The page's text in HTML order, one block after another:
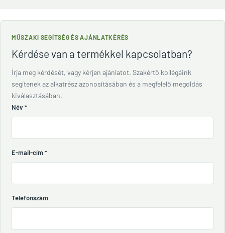
MŰSZAKI SEGÍTSÉG ÉS AJÁNLATKÉRÉS
Kérdése van a termékkel kapcsolatban?
Írja meg kérdését, vagy kérjen ajánlatot. Szakértő kollégáink
segítenek az alkatrész azonosításában és a megfelelő megoldás
kiválasztásában.
Név *
E-mail-cím *
Telefonszám